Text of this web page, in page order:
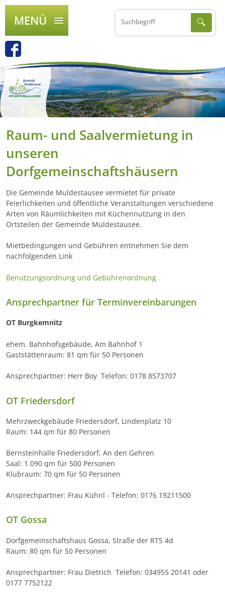
MENÜ
Raum- und Saalvermietung in
unseren
Dorfgemeinschaftshäusern
Die Gemeinde Muldestausee vermietet für private
Feierlichkeiten und öffentliche Veranstaltungen verschiedene
Arten von Räumlichkeiten mit Küchennutzung in den
Ortsteilen der Gemeinde Muldestausee.
Mietbedingungen und Gebühren entnehmen Sie dem
nachfolgenden Link
Benutzungsordnung und Gebührenordnung
Ansprechpartner für Terminvereinbarungen
OT Burgkemnitz
ehem. Bahnhofsgebäude, Am Bahnhof 1
Gaststättenraum: 81 qm für 50 Personen
Ansprechpartner: Herr Boy  Telefon: 0178 8573707
OT Friedersdorf
Mehrzweckgebäude Friedersdorf, Lindenplatz 10
Raum: 144 qm für 80 Personen
Bernsteinhalle Friedersdorf, An den Gehren
Saal: 1.090 qm für 500 Personen
Klubraum: 70 qm für 50 Personen
Ansprechpartner: Frau Kühnl - Telefon: 0176 19211500
OT Gossa
Dorfgemeinschaftshaus Gossa, Straße der RTS 4d
Raum: 80 qm für 50 Personen
Ansprechpartner: Frau Dietrich  Telefon: 034955 20141 oder
0177 7752122